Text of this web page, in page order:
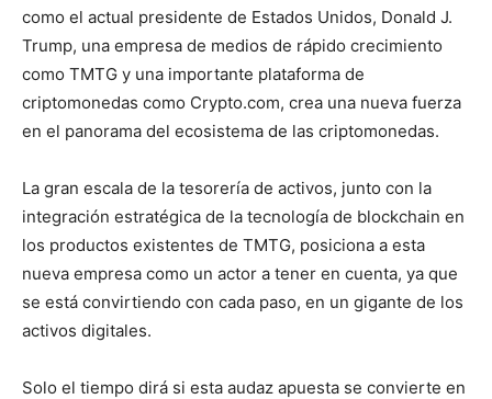
como el actual presidente de Estados Unidos, Donald J.
Trump, una empresa de medios de rápido crecimiento
como TMTG y una importante plataforma de
criptomonedas como Crypto.com, crea una nueva fuerza
en el panorama del ecosistema de las criptomonedas.
La gran escala de la tesorería de activos, junto con la
integración estratégica de la tecnología de blockchain en
los productos existentes de TMTG, posiciona a esta
nueva empresa como un actor a tener en cuenta, ya que
se está convirtiendo con cada paso, en un gigante de los
activos digitales.
Solo el tiempo dirá si esta audaz apuesta se convierte en